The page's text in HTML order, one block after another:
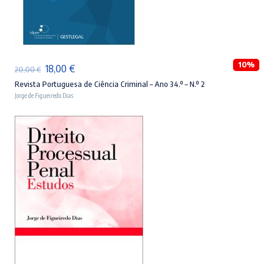
20,00€ O
preço
original
era:
20,00 €.
18,00 €O
preço
é:
18,00 €.
10%
Revista Portuguesa de Ciência Criminal – Ano 34.º – N.º 2
Jorge de Figueiredo Dias